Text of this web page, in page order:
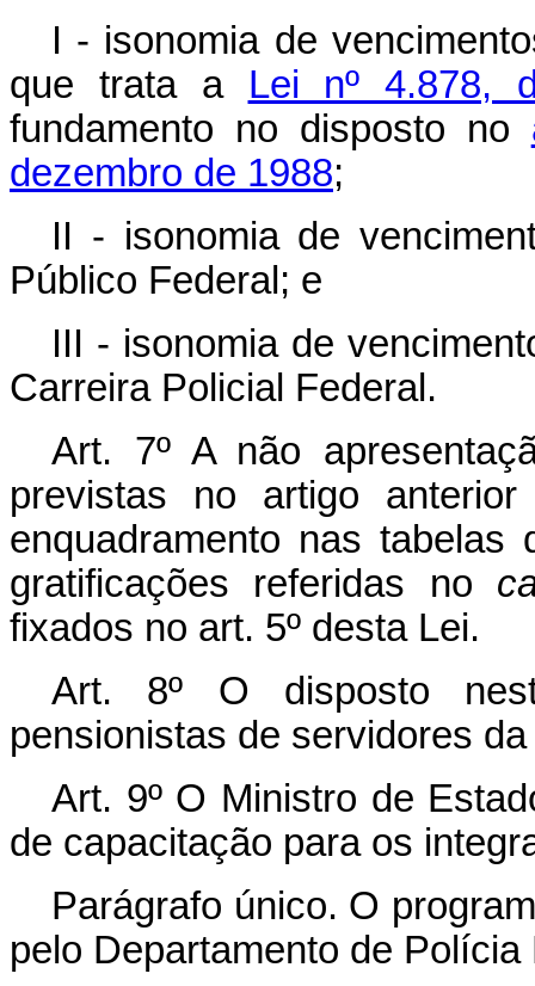
I - isonomia de
que trata a Lei nº 4.878,
fundamento no disposto no
dezembro de 1988;
II - isonomia de
Público Federal; e
III - isonomia de
Carreira Policial Federal.
Art. 7º A não
previstas no artigo
enquadramento nas
gratificações referidas no
fixados no art. 5º desta Lei.
Art. 8º O disposto
pensionistas de servidores
Art. 9º O Ministro de
de capacitação para os
Parágrafo único. O
pelo Departamento de Polícia